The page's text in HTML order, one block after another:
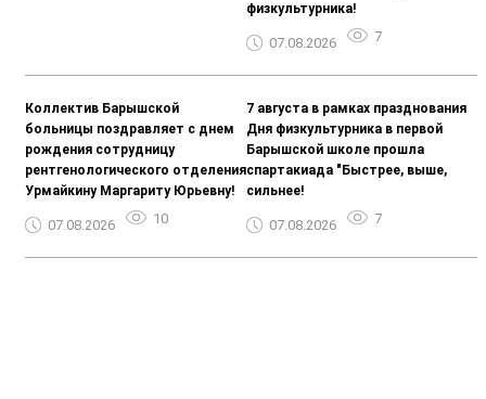
физкультурника!
07.08.2026 7
Коллектив Барышской
больницы поздравляет с днем
рождения сотрудницу
рентгенологического отделения
Урмайкину Маргариту Юрьевну!
07.08.2026 10
7 августа в рамках празднования
Дня физкультурника в первой
Барышской школе прошла
спартакиада "Быстрее, выше,
сильнее!
07.08.2026 7